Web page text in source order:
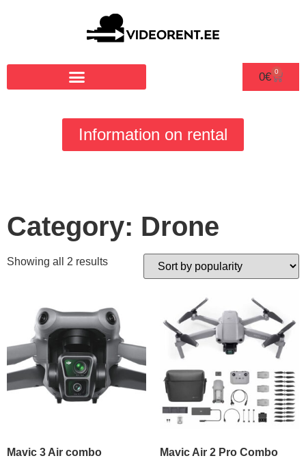
0€ 0
Information on rental
Category: Drone
Showing all 2 results
Mavic 3 Air combo Mavic Air 2 Pro Combo